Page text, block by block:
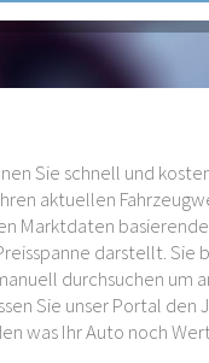
Sie schnell und
aktuellen
Marktdaten
darstellt. Sie
durchsuchen um
Sie unser Portal den
was Ihr Auto noch